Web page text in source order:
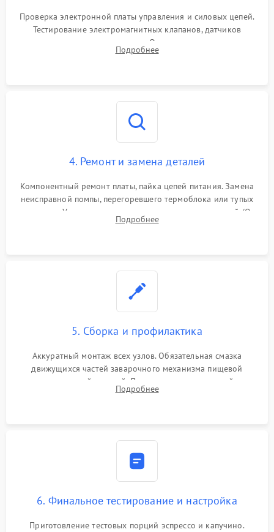
Проверка электронной платы управления и силовых цепей.
Тестирование электромагнитных клапанов, датчиков
температуры и расходомера. Оценка степени износа
жерновов кофемолки, уплотнительных колец гидросистемы
Подробнее
4. Ремонт и замена деталей
Компонентный ремонт платы, пайка цепей питания. Замена
неисправной помпы, перегоревшего термоблока или тупых
жерновов. Установка новых силиконовых уплотнителей (O-
ring) и тефлоновых трубок для надежного устранения
Подробнее
5. Сборка и профилактика
Аккуратный монтаж всех узлов. Обязательная смазка
движущихся частей заварочного механизма пищевой
силиконовой смазкой. Проведение программной
декальцинации и очистки системы от кофейных масел.
Подробнее
6. Финальное тестирование и настройка
Приготовление тестовых порций эспрессо и капучино.